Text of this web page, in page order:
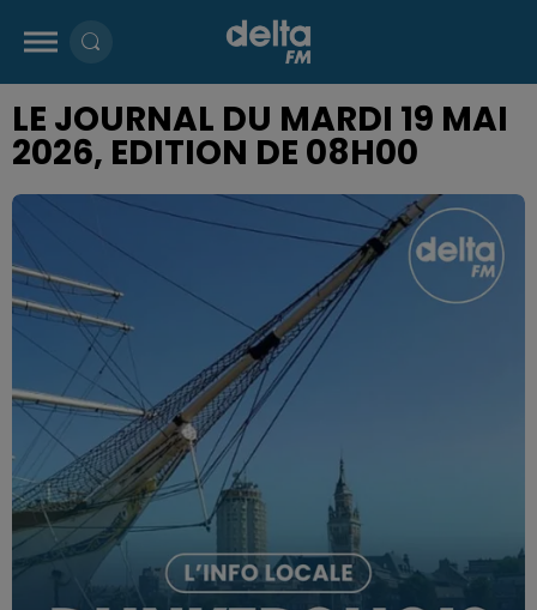
LE JOURNAL DU MARDI 19 MAI
2026, EDITION DE 08H00